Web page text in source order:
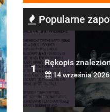
Popularne
1
Rękopis
14 września 2026